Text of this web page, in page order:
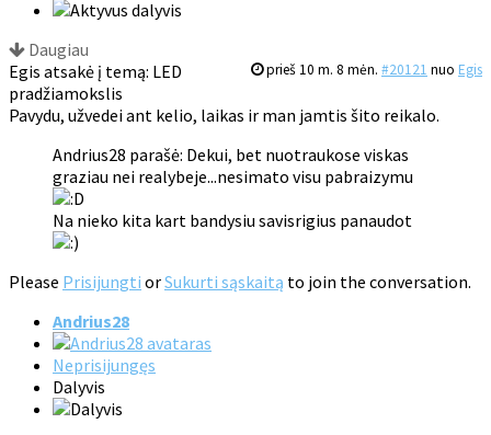
Daugiau
prieš 10 m. 8 mėn. #20121 nuo Egis
Egis atsakė į temą: LED
pradžiamokslis
Pavydu, užvedei ant kelio, laikas ir man jamtis šito reikalo.
Andrius28 parašė: Dekui, bet nuotraukose viskas
graziau nei realybeje...nesimato visu pabraizymu
Na nieko kita kart bandysiu savisrigius panaudot
Please Prisijungti orSukurti sąskaitą to join the conversation.
Andrius28
Neprisijungęs
Dalyvis